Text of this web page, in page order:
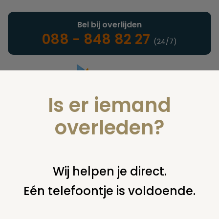
Landelijke uitvaartonderneming
Bel bij overlijden
088 - 848 82 27 (24/7)
U bent hier: home nieuws & agenda nieuws dr. c.j.
vaillantfonds maakt ondersteuning projecten bekend
Is er iemand
overleden?
Wij helpen je direct.
Eén telefoontje is voldoende.